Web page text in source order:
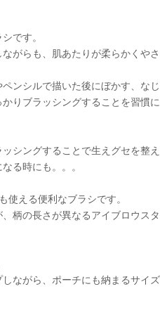
です。
がらも、肌あたりが柔らかくや
ンシルで描いた後にぼかす、な
りブラッシングすることを習慣
シングすることで生えグセを整
る時にも。。。
使える便利なブラシです。
柄の長さが異なるアイブロウス
ながら、ポーチにも納まるサイズ